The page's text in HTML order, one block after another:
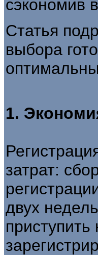
сэкономив
Статья
выбора
1.
затрат:
двух